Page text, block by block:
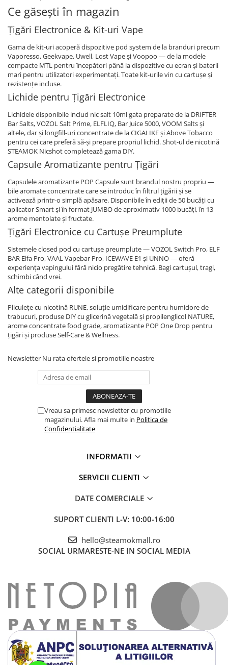
Ce găsești în magazin
Țigări Electronice & Kit-uri Vape
Gama de kit-uri acoperă dispozitive pod system de la branduri precum
Vaporesso, Geekvape, Uwell, Lost Vape și Voopoo — de la modele
compacte MTL pentru începători până la dispozitive cu ecran și baterii
mari pentru utilizatori experimentați. Toate kit-urile vin cu cartușe și
rezistențe incluse.
Lichide pentru Țigări Electronice
Lichidele disponibile includ nic salt 10ml gata preparate de la DRIFTER
Bar Salts, VOZOL Salt Prime, ELFLIQ, Bar Juice 5000, VOOM Salts și
altele, dar și longfill-uri concentrate de la CIGALIKE și Above Tobacco
pentru cei care preferă să-și prepare propriul lichid. Shot-ul de nicotină
STEAMOK Nicshot completează gama DIY.
Capsule Aromatizante pentru Țigări
Capsulele aromatizante POP Capsule sunt brandul nostru propriu —
bile aromate concentrate care se introduc în filtrul țigării și se
activează printr-o simplă apăsare. Disponibile în ediții de 50 bucăți cu
aplicator Smart și în format JUMBO de aproximativ 1000 bucăți, în 13
arome mentolate și fructate.
Țigări Electronice cu Cartușe Preumplute
Sistemele closed pod cu cartușe preumplute — VOZOL Switch Pro, ELF
BAR Elfa Pro, VAAL Vapebar Pro, ICEWAVE E1 și UNNO — oferă
experiența vapingului fără nicio pregătire tehnică. Bagi cartușul, tragi,
schimbi când vrei.
Alte categorii disponibile
Pliculețe cu nicotină RUNE, soluție umidificare pentru humidore de
trabucuri, produse DIY cu glicerină vegetală și propilenglicol NATURE,
arome concentrate food grade, aromatizante POP One Drop pentru
țigări și produse Self-Care & Wellness.
Newsletter Nu rata ofertele si promotiile noastre
Vreau sa primesc newsletter cu promotiile
magazinului. Afla mai multe in Politica de
Confidentialitate
INFORMATII
SERVICII CLIENTI
DATE COMERCIALE
SUPORT CLIENTI L-V: 10:00-16:00
hello@steamokmall.ro
SOCIAL URMARESTE-NE IN SOCIAL MEDIA